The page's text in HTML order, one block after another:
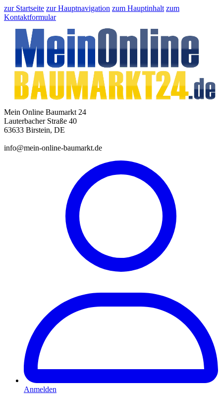
zur Startseite zur Hauptnavigation zum Hauptinhalt zum
Kontaktformular
Mein Online Baumarkt 24
Lauterbacher Straße 40
63633 Birstein, DE
info@mein-online-baumarkt.de
Anmelden